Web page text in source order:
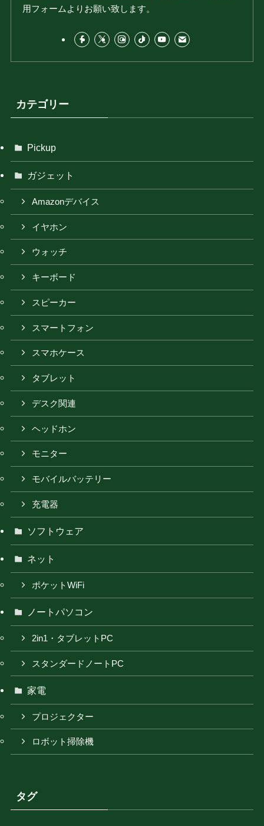
用フォームよりお願い致します。
カテゴリー
Pickup
ガジェット
Amazonデバイス
イヤホン
ウォッチ
キーボード
スピーカー
スマートフォン
スマホケース
タブレット
デスク関連
ヘッドホン
モニター
モバイルバッテリー
充電器
ソフトウェア
ネット
ポケットWiFi
ノートパソコン
2in1・タブレットPC
スタンダードノートPC
家電
プロジェクター
ロボット掃除機
タグ